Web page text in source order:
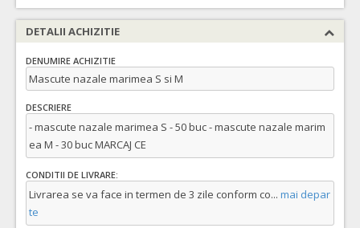
DETALII ACHIZITIE
DENUMIRE ACHIZITIE
Mascute nazale marimea S si M
DESCRIERE
- mascute nazale marimea S - 50 buc - mascute nazale marim
ea M - 30 buc MARCAJ CE
CONDITII DE LIVRARE:
Livrarea se va face in termen de 3 zile conform co... mai depar
te